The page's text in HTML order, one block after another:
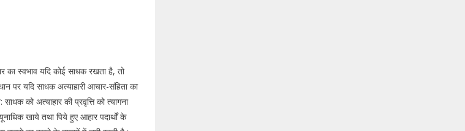
का स्वभाव यदि कोई साधक रखता है, तो
पर यदि साधक अत्याहारी आचार-संहिता का
को अत्याहार की प्रवृत्ति को त्यागना
खाये तथा पिये हुए आहार पदार्थों के